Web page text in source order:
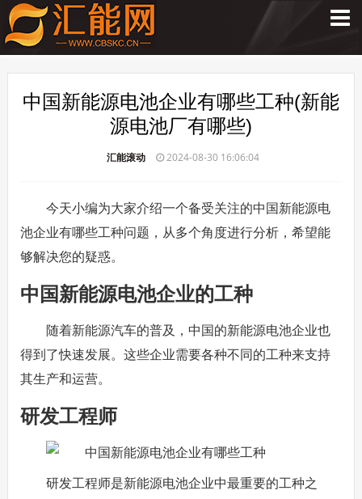
中国新能源电池企业有哪些工种(新能
源电池厂有哪些)
汇能滚动 2024-08-30 16:06:04
今天小编为大家介绍一个备受关注的中国新能源电
池企业有哪些工种问题，从多个角度进行分析，希望能
够解决您的疑惑。
中国新能源电池企业的工种
随着新能源汽车的普及，中国的新能源电池企业也
得到了快速发展。这些企业需要各种不同的工种来支持
其生产和运营。
研发工程师
研发工程师是新能源电池企业中最重要的工种之